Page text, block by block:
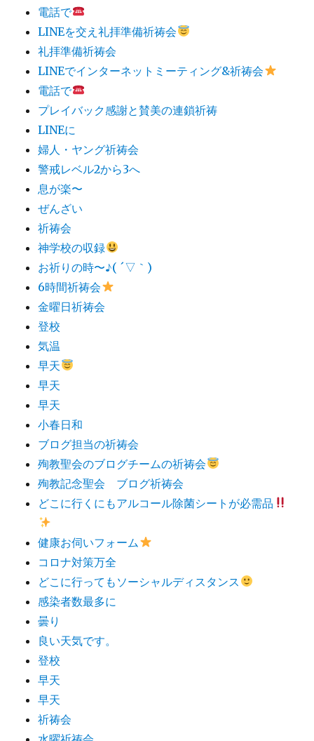
電話で
LINEを交え礼拝準備祈祷会
礼拝準備祈祷会
LINEでインターネットミーティング&祈祷会
電話で
プレイバック感謝と賛美の連鎖祈祷
LINEに
婦人・ヤング祈祷会
警戒レベル2から3へ
息が楽〜
ぜんざい
祈祷会
神学校の収録
お祈りの時〜♪( ´▽｀)
6時間祈祷会
金曜日祈祷会
登校
気温
早天
早天
早天
小春日和
ブログ担当の祈祷会
殉教聖会のブログチームの祈祷会
殉教記念聖会 ブログ祈祷会
どこに行くにもアルコール除菌シートが必需品
健康お伺いフォーム
コロナ対策万全
どこに行ってもソーシャルディスタンス
感染者数最多に
曇り
良い天気です。
登校
早天
早天
祈祷会